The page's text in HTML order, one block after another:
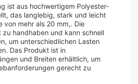
ist aus hochwertigem Polyester-
das langlebig, stark und leicht
von mehr als 20 mm,. Die
zu handhaben und kann schnell
um unterschiedlichen Lasten
Das Produkt ist in
und Breiten erhältlich, um
gerecht zu